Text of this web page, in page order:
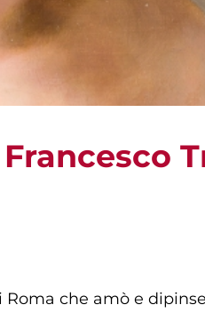
che amò e